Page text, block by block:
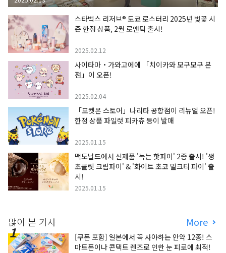
스타벅스 리저브® 도쿄 로스터리 2025년 벚꽃 시
즌 한정 상품, 2월 로맨틱 출시!
2025.02.12
사이타마・가와고에에 「치이카와 모구모구 본
점」이 오픈!
2025.02.04
「포켓몬 스토어」나리타 공항점이 리뉴얼 오픈!
한정 상품 파일럿 피카츄 등이 발매
2025.01.15
맥도날드에서 신제품 '녹는 핫파이' 2종 출시! '생
초콜릿 크림파이' & '화이트 초코 밀크티 파이' 출
시!
2025.01.15
많이 본 기사 More
[쿠폰 포함] 일본에서 꼭 사야하는 안약 12종! 스
마트폰이나 콘택트 렌즈로 인한 눈 피로에 최적!